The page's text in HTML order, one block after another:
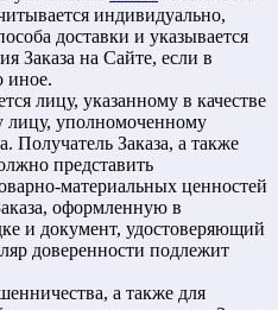
индивидуально,
доставки и указывается
Заказа на Сайте, если в
иное.
лицу, указанному в качестве
лицу, уполномоченному
Получатель Заказа, а также
представить
материальных ценностей
оформленную в
и документ, удостоверяющий
доверенности подлежит
а также для